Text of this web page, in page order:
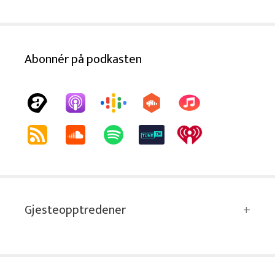
Abonnér på podkasten
Gjesteopptredener